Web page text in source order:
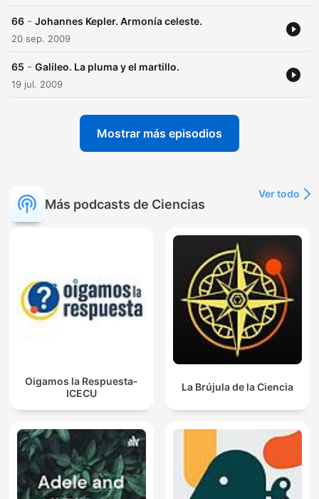
66 - Johannes Kepler. Armonía celeste.
20 sep. 2009
65 - Galileo. La pluma y el martillo.
19 jul. 2009
Mostrar más episodios
Más podcasts de Ciencias
Ver todo
Oigamos la Respuesta-
ICECU
La Brújula de la Ciencia